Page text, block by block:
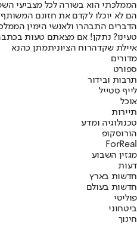
הממלכתי הוא בשורה לכל מצביעי
הם לא יוכלו לקדם את חזונם
הדברים התבהרו ולאנשי הימין
טעינו? נתקן! אם מצאתם טעות
איילת שקדהרוח הציוניתמתן כהנא
מדורים
ספורט
תרבות ובידור
לייף סטייל
אוכל
תיירות
טכנולוגיה ומדע
הורוסקופ
ForReal
מגזין השבוע
דעות
חדשות בארץ
חדשות בעולם
פוליטי
ביטחוני
חינוך